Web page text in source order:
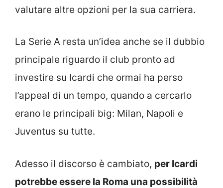
valutare altre opzioni per la sua carriera.
La Serie A resta un’idea anche se il dubbio
principale riguardo il club pronto ad
investire su Icardi che ormai ha perso
l’appeal di un tempo, quando a cercarlo
erano le principali big: Milan, Napoli e
Juventus su tutte.
Adesso il discorso è cambiato, per Icardi
potrebbe essere la Roma una possibilità